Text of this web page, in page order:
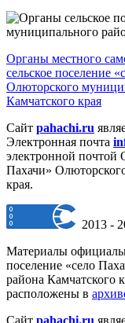
Органы местного
сельское поселение
Олюторского
Камчатского края
Сайт pahachi.ru
Электронная почта
электронной почтой
Пахачи»
края.
2013 -
Материалы
поселение «село
района Камчатского
расположены в
Сайт pahachi.ru